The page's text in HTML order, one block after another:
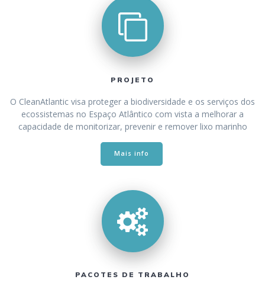
PROJETO
O CleanAtlantic visa proteger a biodiversidade e os serviços dos
ecossistemas no Espaço Atlântico com vista a melhorar a
capacidade de monitorizar, prevenir e remover lixo marinho
Mais info
PACOTES DE TRABALHO